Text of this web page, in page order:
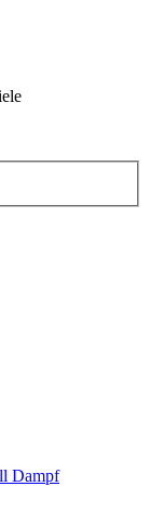
Dampf